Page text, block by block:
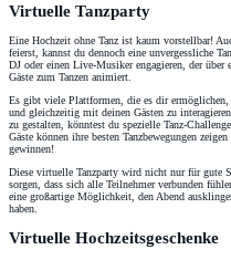
Virtuelle Tanzparty
Eine Hochzeit ohne Tanz ist kaum vorstellbar!
feierst, kannst du dennoch eine unvergessliche
DJ oder einen Live-Musiker engagieren, der
Gäste zum Tanzen animiert.
Es gibt viele Plattformen, die es dir
und gleichzeitig mit deinen Gästen zu
zu gestalten, könntest du spezielle Tanz-
Gäste können ihre besten Tanzbewegungen
gewinnen!
Diese virtuelle Tanzparty wird nicht nur für gute
sorgen, dass sich alle Teilnehmer verbunden
eine großartige Möglichkeit, den Abend
haben.
Virtuelle Hochzeitsgeschenke